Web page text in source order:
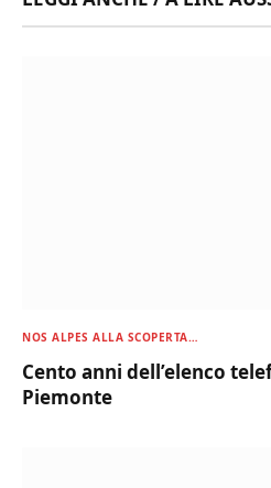
NOS ALPES ALLA SCOPERTA…
Cento anni dell’elenco
Piemonte